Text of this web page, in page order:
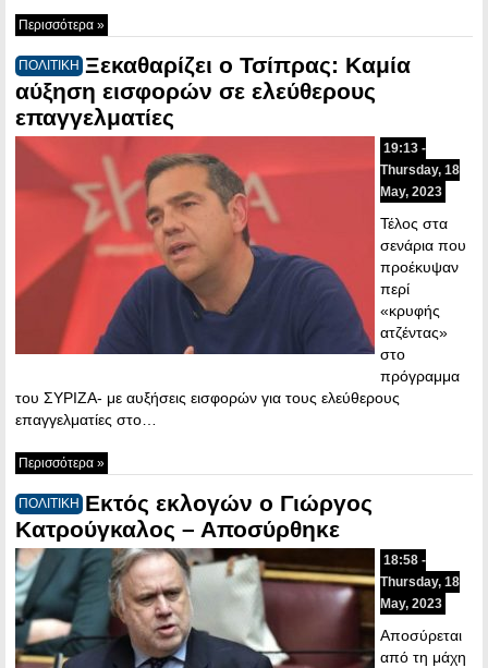
Περισσότερα »
ΠΟΛΙΤΙΚΗ Ξεκαθαρίζει ο Τσίπρας: Καμία
αύξηση εισφορών σε ελεύθερους
επαγγελματίες
19:13 -
Thursday, 18
May, 2023
Τέλος στα
σενάρια που
προέκυψαν
περί
«κρυφής
ατζέντας»
στο
πρόγραμμα
του ΣΥΡΙΖΑ- με αυξήσεις εισφορών για τους ελεύθερους
επαγγελματίες στο…
Περισσότερα »
ΠΟΛΙΤΙΚΗ Εκτός εκλογών ο Γιώργος
Κατρούγκαλος – Αποσύρθηκε
18:58 -
Thursday, 18
May, 2023
Αποσύρεται
από τη μάχη